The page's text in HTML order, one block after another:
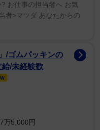
。□に入る文字は?
功に時間がかかるもの
お仕事の担当者へ お気
者>マツダ あなたからの
/ゴムパッキンの
/未経験歓
万5,000円